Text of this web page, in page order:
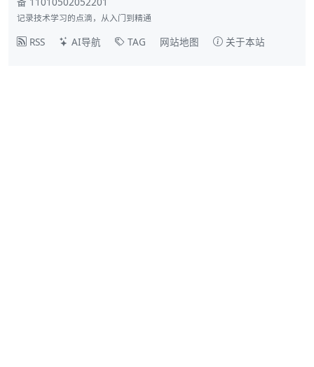
记录技术学习的点滴，从入门到精通
RSS AI导航 TAG 网站地图 关于本站